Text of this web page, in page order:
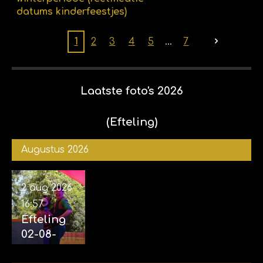
datums kinderfeestjes)
1 2 3 4 5 7
Laatste foto's 2026
(Efteling)
Augustus 2026
Efteling
02-08-
2 aug 2026
16:57